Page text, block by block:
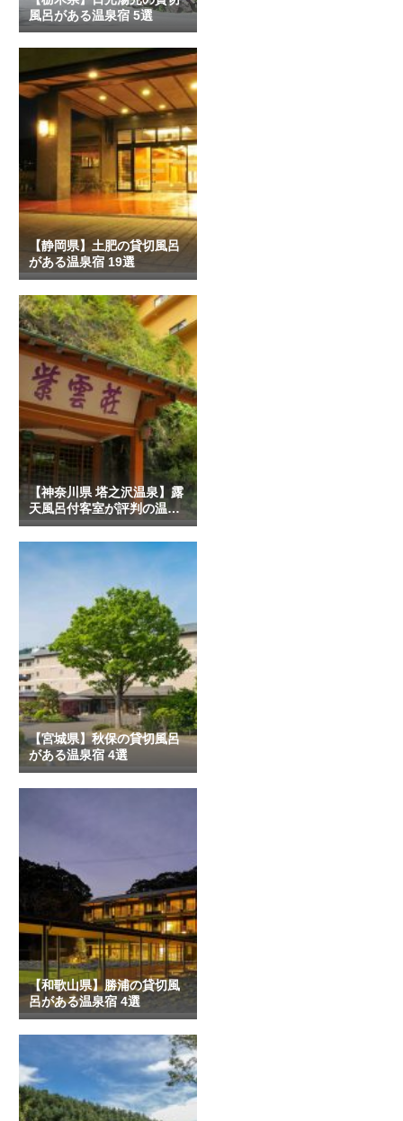
風呂がある温泉宿 5選
【静岡県】土肥の貸切風呂
がある温泉宿 19選
【神奈川県 塔之沢温泉】露
天風呂付客室が評判の温泉
宿 5選
【宮城県】秋保の貸切風呂
がある温泉宿 4選
【和歌山県】勝浦の貸切風
呂がある温泉宿 4選